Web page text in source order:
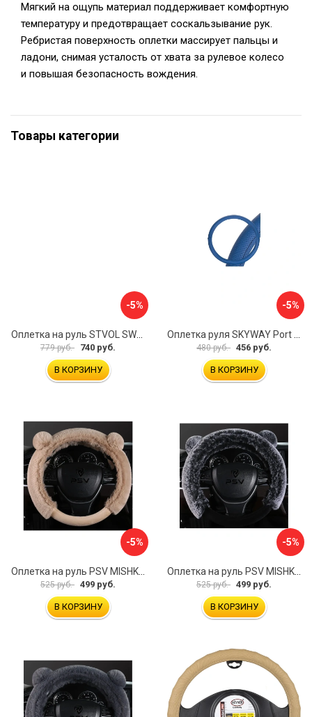
Мягкий на ощупь материал поддерживает комфортную
температуру и предотвращает соскальзывание рук.
Ребристая поверхность оплетки массирует пальцы и
ладони, снимая усталость от хвата за рулевое колесо
и повышая безопасность вождения.
Товары категории
-5%
779 руб. 740 руб.
В КОРЗИНУ
-5%
480 руб. 456 руб.
В КОРЗИНУ
-5%
Оплетка на руль PSV MISHKA Premium 136099
525 руб. 499 руб.
В КОРЗИНУ
-5%
Оплетка на руль PSV MISHKA Premium 136095
525 руб. 499 руб.
В КОРЗИНУ